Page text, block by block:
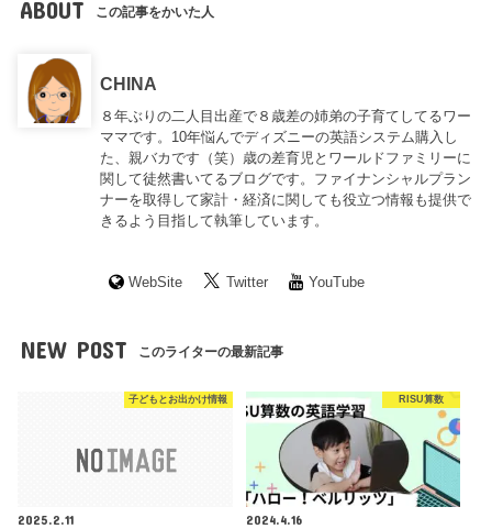
ABOUT この記事をかいた人
CHINA
８年ぶりの二人目出産で８歳差の姉弟の子育てしてるワー
ママです。10年悩んでディズニーの英語システム購入し
た、親バカです（笑）歳の差育児とワールドファミリーに
関して徒然書いてるブログです。ファイナンシャルプラン
ナーを取得して家計・経済に関しても役立つ情報も提供で
きるよう目指して執筆しています。
WebSite Twitter YouTube
NEW POST このライターの最新記事
子どもとお出かけ情報
2025.2.11
RISU算数
2024.4.16